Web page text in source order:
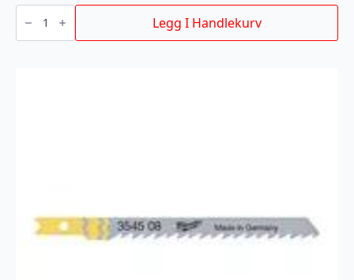
BAJONETTSAGBL
TO
300MM
Legg I Handlekurv